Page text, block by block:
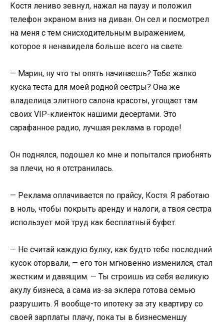
Костя лениво зевнул, нажал на паузу и положил
телефон экраном вниз на диван. Он сел и посмотрел
на меня с тем снисходительным выражением,
которое я ненавидела больше всего на свете.
— Марин, ну что ты опять начинаешь? Тебе жалко
куска теста для моей родной сестры? Она же
владелица элитного салона красоты, угощает там
своих VIP-клиенток нашими десертами. Это
сарафанное радио, лучшая реклама в городе!
Он поднялся, подошел ко мне и попытался приобнять
за плечи, но я отстранилась.
— Реклама оплачивается по прайсу, Костя. Я работаю
в ноль, чтобы покрыть аренду и налоги, а твоя сестра
использует мой труд как бесплатный буфет.
— Не считай каждую булку, как будто тебе последний
кусок оторвали, — его тон мгновенно изменился, стал
жестким и давящим. — Ты строишь из себя великую
акулу бизнеса, а сама из-за эклера готова семью
разрушить. Я вообще-то ипотеку за эту квартиру со
своей зарплаты плачу, пока ты в бизнесменшу